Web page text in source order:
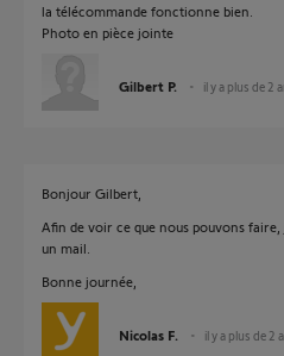
la télécommande fonctionne bien.
Photo en pièce jointe
Gilbert P. il y a plus de 2
Bonjour Gilbert,
Afin de voir ce que nous pouvons
un mail.
Bonne journée,
Nicolas F. il y a plus de 2